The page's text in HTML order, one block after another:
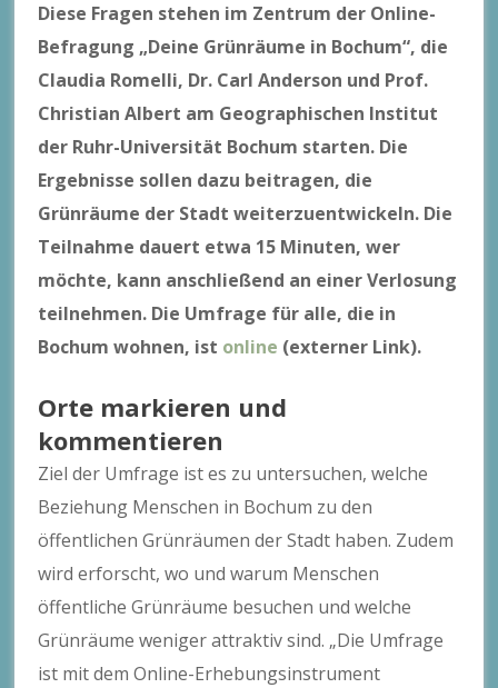
Diese Fragen stehen im Zentrum der Online-
Befragung „Deine Grünräume in Bochum“, die
Claudia Romelli, Dr. Carl Anderson und Prof.
Christian Albert am Geographischen Institut
der Ruhr-Universität Bochum starten. Die
Ergebnisse sollen dazu beitragen, die
Grünräume der Stadt weiterzuentwickeln. Die
Teilnahme dauert etwa 15 Minuten, wer
möchte, kann anschließend an einer Verlosung
teilnehmen. Die Umfrage für alle, die in
Bochum wohnen, ist online (externer Link).
Orte markieren und
kommentieren
Ziel der Umfrage ist es zu untersuchen, welche
Beziehung Menschen in Bochum zu den
öffentlichen Grünräumen der Stadt haben. Zudem
wird erforscht, wo und warum Menschen
öffentliche Grünräume besuchen und welche
Grünräume weniger attraktiv sind. „Die Umfrage
ist mit dem Online-Erhebungsinstrument